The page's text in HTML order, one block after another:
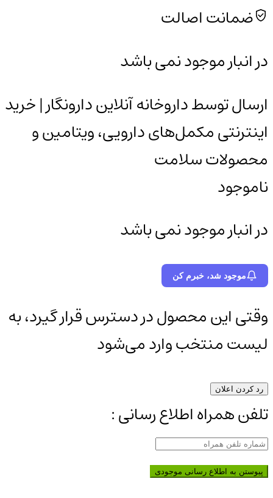
ضمانت اصالت
در انبار موجود نمی باشد
ارسال توسط داروخانه آنلاین دارونگار | خرید
اینترنتی مکمل‌های دارویی، ویتامین و
محصولات سلامت
ناموجود
در انبار موجود نمی باشد
موجود شد، خبرم کن
وقتی این محصول در دسترس قرار گیرد، به
لیست منتخب وارد می‌شود
رد کردن اعلان
تلفن همراه اطلاع رسانی :
پیوستن به اطلاع رسانی موجودی